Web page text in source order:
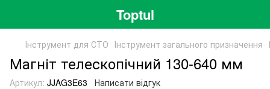
Toptul
Інструмент для СТО Інструмент загального призначення
Магніт телескопічний 130-640 мм
Артикул: JJAG3E63 Написати відгук